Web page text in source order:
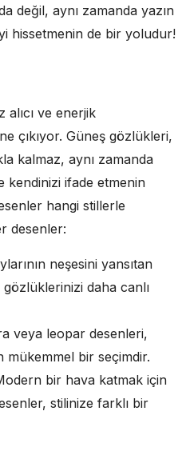
değil, aynı zamanda yazın
hissetmenin de bir yoludur!
ve enerjik
çıkıyor. Güneş gözlükleri,
kalmaz, aynı zamanda
kendinizi ifade etmenin
hangi stillerle
desenler:
neşesini yansıtan
daha canlı
veya leopar desenleri,
bir seçimdir.
bir hava katmak için
stilinize farklı bir